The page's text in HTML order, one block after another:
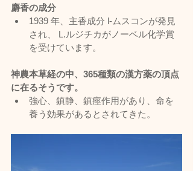
麝香の成分
1939 年、主香成分 l-ムスコンが発見
され、 L.ルジチカがノーベル化学賞
を受けています。
神農本草経の中、365種類の漢方薬の頂点
に在るそうです。
強心、鎮静、鎮痙作用があり、命を
養う効果があるとされてきた。